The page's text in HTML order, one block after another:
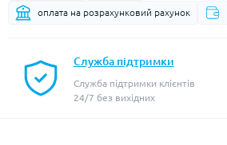
оплата на розрахунковий рахунок
Служба підтримки
Служба підтримки клієнтів
24/7 без вихідних